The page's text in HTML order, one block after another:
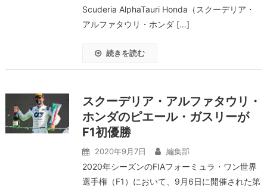
Scuderia AlphaTauri Honda（スクーデリア・
アルファタウリ・ホンダ […]
続きを読む
スクーデリア・アルファタウリ・
ホンダのピエール・ガスリーが
F1初優勝
2020年9月7日 編集部
2020年シーズンのFIAフォーミュラ・ワン世界
選手権（F1）において、9月6日に開催された第